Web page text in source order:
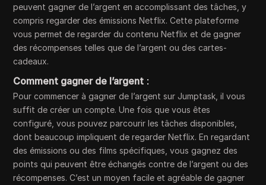
peuvent gagner de l’argent en accomplissant des tâches, y
compris regarder des émissions Netflix. Cette plateforme
vous permet de regarder du contenu Netflix et de gagner
des récompenses telles que de l’argent ou des cartes-
cadeaux.
Comment gagner de l’argent :
Pour commencer à gagner de l’argent sur Jumptask, il vous
suffit de créer un compte. Une fois que vous êtes
configuré, vous pouvez parcourir les tâches disponibles,
dont beaucoup impliquent de regarder Netflix. En regardant
des émissions ou des films spécifiques, vous gagnez des
points qui peuvent être échangés contre de l’argent ou des
récompenses. C’est un moyen facile et agréable de gagner